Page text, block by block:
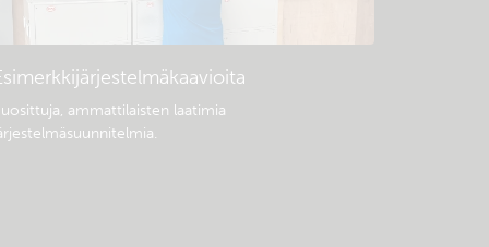
ammattilaisten laatimia